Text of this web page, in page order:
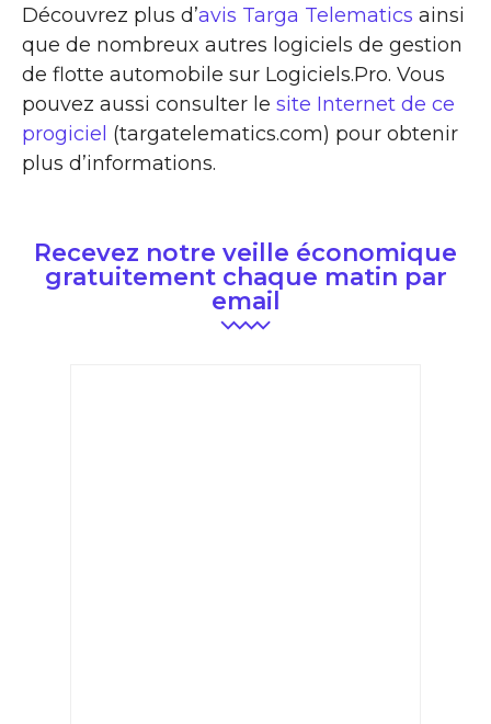
Découvrez plus d’avis Targa Telematics ainsi
que de nombreux autres logiciels de gestion
de flotte automobile sur Logiciels.Pro. Vous
pouvez aussi consulter le site Internet de ce
progiciel (targatelematics.com) pour obtenir
plus d’informations.
Recevez notre veille économique
gratuitement chaque matin par
email